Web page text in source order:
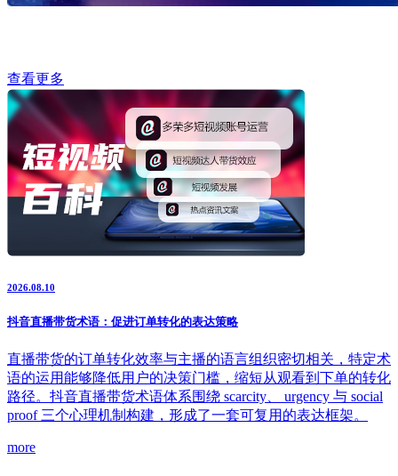
查看更多
2026.08.10
抖音直播带货术语：促进订单转化的表达策略
直播带货的订单转化效率与主播的语言组织密切相关，特定术
语的运用能够降低用户的决策门槛，缩短从观看到下单的转化
路径。抖音直播带货术语体系围绕 scarcity、 urgency 与 social
proof 三个心理机制构建，形成了一套可复用的表达框架。
more